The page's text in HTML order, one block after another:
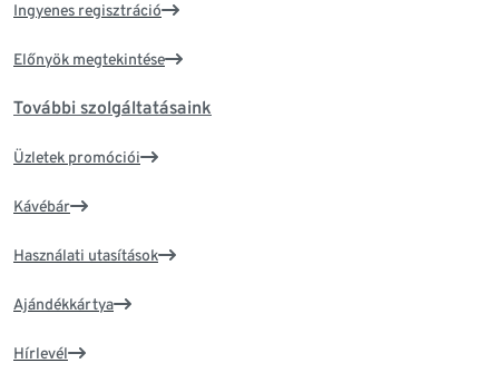
Ingyenes regisztráció
Előnyök megtekintése
További szolgáltatásaink
Üzletek promóciói
Kávébár
Használati utasítások
Ajándékkártya
Hírlevél